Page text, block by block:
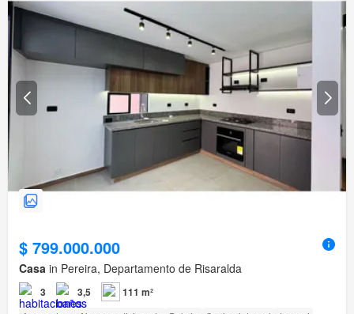
$ 799.000.000
Casa in Pereira, Departamento de Risaralda
3 3,5 111 m²